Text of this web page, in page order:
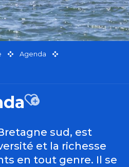
Agenda
Ajouter aux
sud, est
et la richesse
en tout genre. Il se